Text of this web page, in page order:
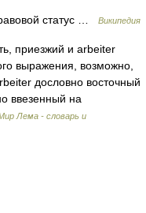
статус … Википедия
приезжий и arbeiter
выражения, возможно,
дословно восточный
ввезенный на
Лема - словарь и